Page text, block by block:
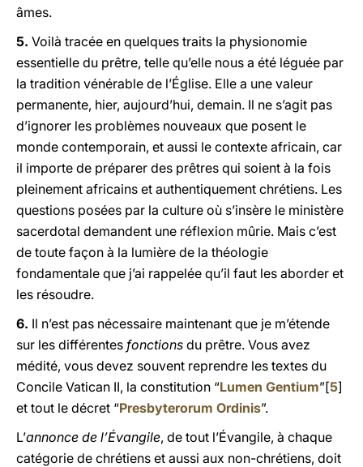
âmes.
5. Voilà tracée en quelques traits la physionomie
essentielle du prêtre, telle qu’elle nous a été léguée par
la tradition vénérable de l’Église. Elle a une valeur
permanente, hier, aujourd’hui, demain. Il ne s’agit pas
d’ignorer les problèmes nouveaux que posent le
monde contemporain, et aussi le contexte africain, car
il importe de préparer des prêtres qui soient à la fois
pleinement africains et authentiquement chrétiens. Les
questions posées par la culture où s’insère le ministère
sacerdotal demandent une réflexion mûrie. Mais c’est
de toute façon à la lumière de la théologie
fondamentale que j’ai rappelée qu’il faut les aborder et
les résoudre.
6. Il n’est pas nécessaire maintenant que je m’étende
sur les différentes fonctions du prêtre. Vous avez
médité, vous devez souvent reprendre les textes du
Concile Vatican II, la constitution “Lumen Gentium”[5]
et tout le décret “Presbyterorum Ordinis”.
L’annonce de l’Évangile, de tout l’Évangile, à chaque
catégorie de chrétiens et aussi aux non-chrétiens, doit